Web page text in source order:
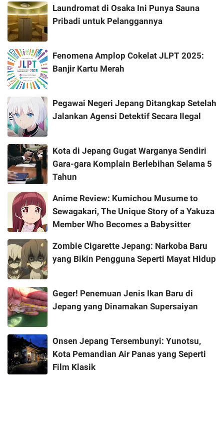
Laundromat di Osaka Ini Punya Sauna
Pribadi untuk Pelanggannya
Fenomena Amplop Cokelat JLPT 2025:
Banjir Kartu Merah
Pegawai Negeri Jepang Ditangkap Setelah
Jalankan Agensi Detektif Secara Ilegal
Kota di Jepang Gugat Warganya Sendiri
Gara-gara Komplain Berlebihan Selama 5
Tahun
Anime Review: Kumichou Musume to
Sewagakari, The Unique Story of a Yakuza
Member Who Becomes a Babysitter
Zombie Cigarette Jepang: Narkoba Baru
yang Bikin Pengguna Seperti Mayat Hidup
Geger! Penemuan Jenis Ikan Baru di
Jepang yang Dinamakan Supersaiyan
Onsen Jepang Tersembunyi: Yunotsu,
Kota Pemandian Air Panas yang Seperti
Film Klasik